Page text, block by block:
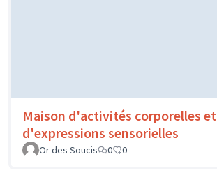
Maison d'activités corporelles et
d'expressions sensorielles
Or des Soucis
0 0